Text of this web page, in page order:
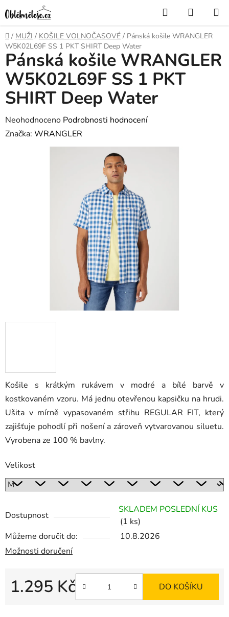
na
obsah
Hledat
KOŠÍK
Domů
/ MUŽI / KOŠILE VOLNOČASOVÉ / Pánská košile WRANGLER
W5K02L69F SS 1 PKT SHIRT Deep Water
Košile s krátkým rukávem v modré a bílé barvě v
kostkovaném vzoru. Má jednu otevřenou kapsičku na hrudi.
Ušita v mírně vypasovaném střihu REGULAR FIT, který
zajišťuje pohodlí při nošení a zároveň vytvarovanou siluetu.
Vyrobena ze 100 % bavlny.
Velikost
Dostupnost
SKLADEM POSLEDNÍ KUS
(1 ks)
Můžeme doručit do:
10.8.2026
Možnosti doručení
1.295 Kč DO KOŠÍKU
Pánská košile WRANGLER
W5K02L69F SS 1 PKT
SHIRT Deep Water
Průměrné
hodnocení
Neohodnoceno Podrobnosti hodnocení
Značka: WRANGLER